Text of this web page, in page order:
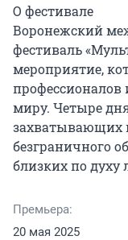
О фестивале
Воронежский
фестиваль
мероприятие,
миру. Четыре
захватывающих
безграничного
близких по духу
Премьера:
20 мая 2025